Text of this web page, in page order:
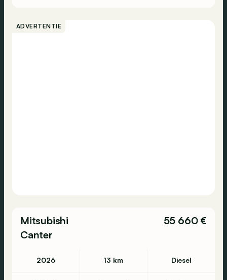
ADVERTENTIE
Mitsubishi
Canter
55 660 €
2026 13 km Diesel